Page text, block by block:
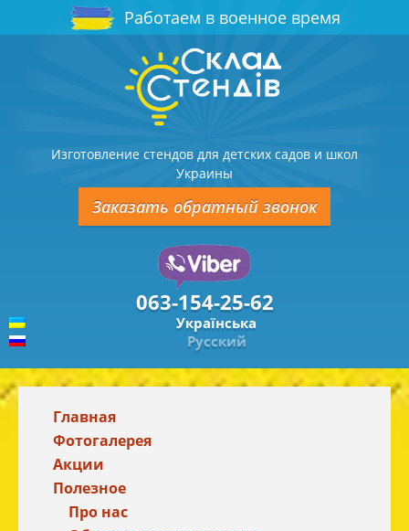
Работаем в военное время
Изготовление стендов для детских садов и школ
Украины
Заказать обратный звонок
063-154-25-62
Українська
Русский
Главная
Фотогалерея
Акции
Полезное
Про нас